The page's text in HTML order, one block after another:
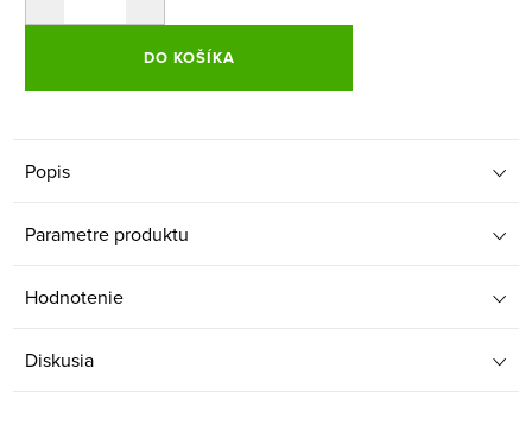
DO KOŠÍKA
Popis
Parametre produktu
Hodnotenie
Diskusia